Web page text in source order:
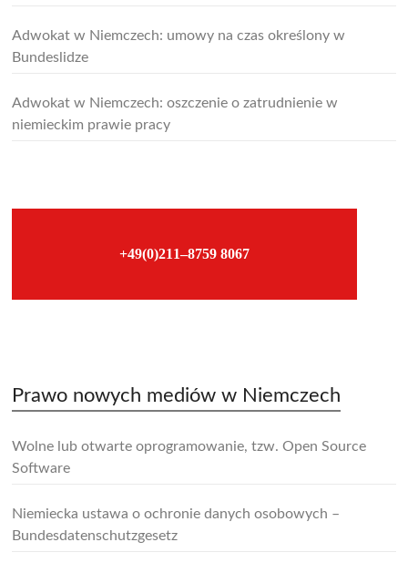
Adwokat w Niemczech: umowy na czas określony w
Bundeslidze
Adwokat w Niemczech: oszczenie o zatrudnienie w
niemieckim prawie pracy
+49(0)211–8759 8067
Prawo nowych mediów w Niemczech
Wolne lub otwarte oprogramowanie, tzw. Open Source
Software
Niemiecka ustawa o ochronie danych osobowych –
Bundesdatenschutzgesetz